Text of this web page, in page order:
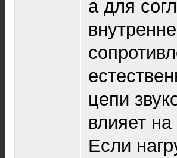
а для
цепи
влияет на
Если